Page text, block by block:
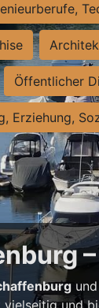
Öffentlicher
Erziehung,